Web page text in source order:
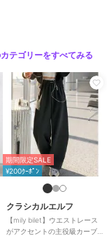
テゴリーをすべてみる
期間限定SALE
¥200ｸｰﾎﾟﾝ
クラシカルエルフ
【mily bilet】ウエストレース
がアクセントの主役級カーブ